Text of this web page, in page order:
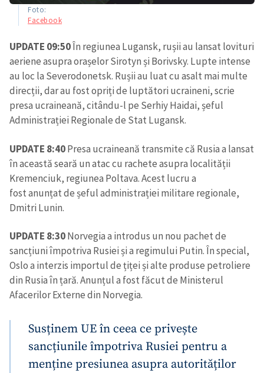
Foto:
Facebook
UPDATE 09:50În regiunea Lugansk, rușii au lansat lovituri
aeriene asupra orașelor Sirotyn și Borivsky. Lupte intense
au loc la Severodonetsk. Rușii au luat cu asalt mai multe
direcții, dar au fost opriți de luptători ucraineni, scrie
presa ucraineană, citându-l pe Serhiy Haidai, șeful
Administrației Regionale de Stat Lugansk.
UPDATE 8:40Presa ucraineană transmite că Rusia a lansat
în această seară un atac cu rachete asupra localității
Kremenciuk, regiunea Poltava. Acest lucru a
fost anunțat de șeful administrației militare regionale,
Dmitri Lunin.
UPDATE 8:30Norvegia a introdus un nou pachet de
sancțiuni împotriva Rusiei și a regimului Putin. În special,
Oslo a interzis importul de țiței și alte produse petroliere
din Rusia în țară. Anunțul a fost făcut de Ministerul
Afacerilor Externe din Norvegia.
Susținem UE în ceea ce privește
sancțiunile împotriva Rusiei pentru a
menține presiunea asupra autorităților